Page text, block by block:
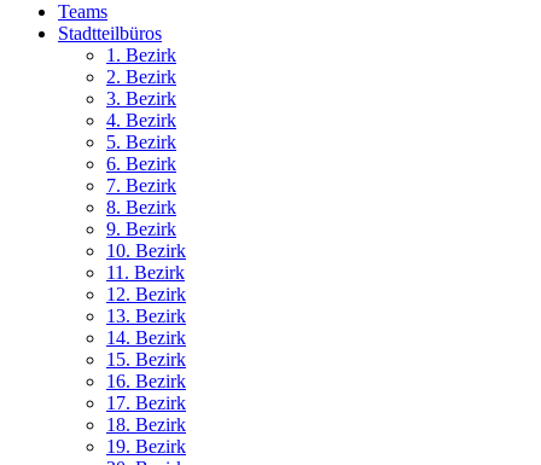
Teams
Stadtteilbüros
1. Bezirk
2. Bezirk
3. Bezirk
4. Bezirk
5. Bezirk
6. Bezirk
7. Bezirk
8. Bezirk
9. Bezirk
10. Bezirk
11. Bezirk
12. Bezirk
13. Bezirk
14. Bezirk
15. Bezirk
16. Bezirk
17. Bezirk
18. Bezirk
19. Bezirk